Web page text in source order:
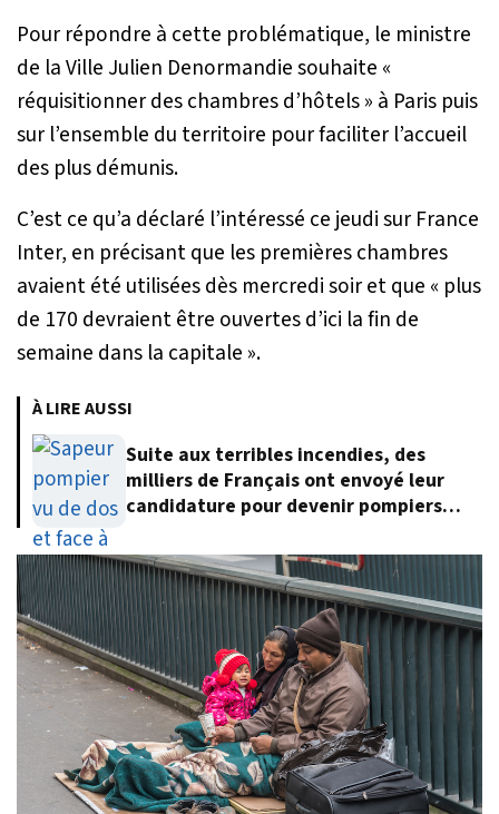
Pour répondre à cette problématique, le ministre
de la Ville Julien Denormandie souhaite «
réquisitionner des chambres d’hôtels» à Paris puis
sur l’ensemble du territoire pour faciliter l’accueil
des plus démunis.
C’est ce qu’a déclaré l’intéressé ce jeudi sur France
Inter, en précisant que les premières chambres
avaient été utilisées dès mercredi soir et que « plus
de 170 devraient être ouvertes d’ici la fin de
semaine dans la capitale ».
À LIRE AUSSI
Suite aux terribles incendies, des
milliers de Français ont envoyé leur
candidature pour devenir pompiers